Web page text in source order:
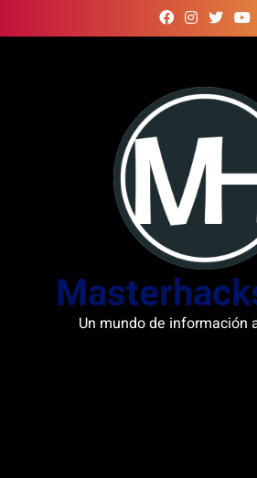
to
Un mundo de información